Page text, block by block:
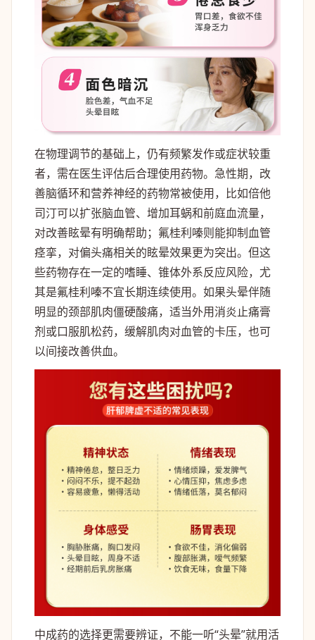
在物理调节的基础上，仍有频繁发作或症状较重
者，需在医生评估后合理使用药物。急性期，改
善脑循环和营养神经的药物常被使用，比如倍他
司汀可以扩张脑血管、增加耳蜗和前庭血流量，
对改善眩晕有明确帮助；氟桂利嗪则能抑制血管
痉挛，对偏头痛相关的眩晕效果更为突出。但这
些药物存在一定的嗜睡、锥体外系反应风险，尤
其是氟桂利嗪不宜长期连续使用。如果头晕伴随
明显的颈部肌肉僵硬酸痛，适当外用消炎止痛膏
剂或口服肌松药，缓解肌肉对血管的卡压，也可
以间接改善供血。
中成药的选择更需要辨证，不能一听“头晕”就用活